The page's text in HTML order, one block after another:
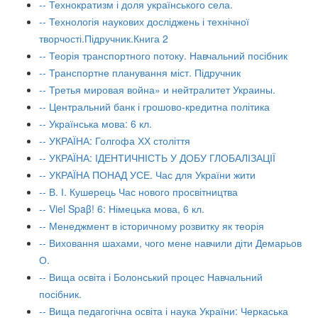
-- Технократизм і доля українського села.
-- Технологія наукових досліджень і технічної
творчості.Підручник.Книга 2
-- Теорія транспортного потоку. Навчальний посібник
-- Транспортне планування міст. Підручник
-- Третья мировая война» и нейтралитет Украины.
-- Центральний банк і грошово-кредитна політика
-- Українська мова: 6 кл.
-- УКРАЇНА: Голгофа ХХ століття
-- УКРАЇНА: ІДЕНТИЧНІСТЬ У ДОБУ ГЛОБАЛІЗАЦІЇ
-- УКРАЇНА ПОНАД УСЕ. Час для України жити
-- В. І. Кушерець Час нового просвітництва
-- Viel Spaβ! 6: Німецька мова, 6 кл.
-- Менеджмент в історичному розвитку як теорія
-- Виховання шахами, чого мене навчили діти Демарьов
О.
-- Вища освіта і Болонський процес Навчальний
посібник.
-- Вища педагогічна освіта і наука України: Черкаська